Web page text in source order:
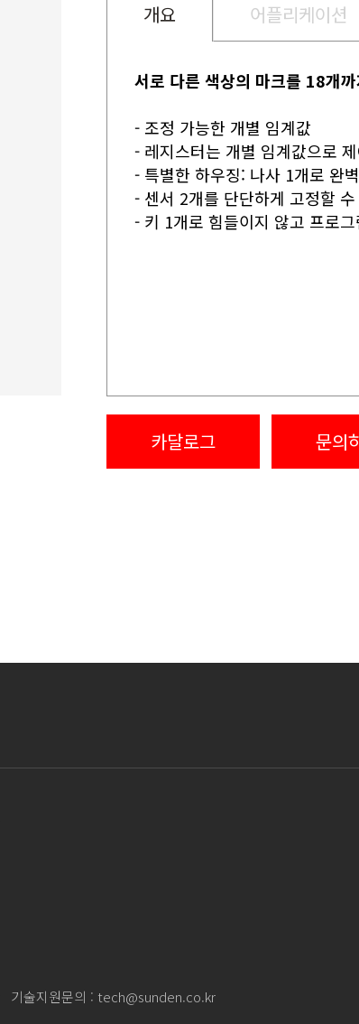
개요 어플리케이션
서로 다른 색상의 마크를 18개
- 조정 가능한 개별 임계값
- 레지스터는 개별 임계값으로
- 특별한 하우징: 나사 1개로 완
- 센서 2개를 단단하게 고정할
- 키 1개로 힘들이지 않고 프로
카달로그 문의
기술지원문의 : tech@sunden.co.kr